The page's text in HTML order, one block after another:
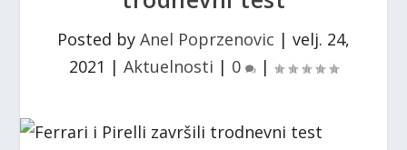
Posted by Anel Poprzenovic | velj. 24,
2021 | Aktuelnosti | 0 |